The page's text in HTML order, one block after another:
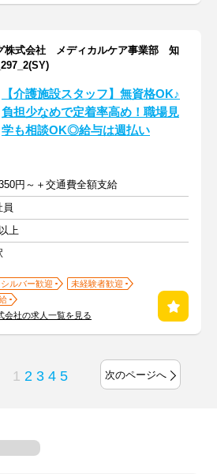
株式会社 メディカルケア事業部 知
【介護施設スタッフ】無資格OK♪
負担少なめで定着率高め！職場見
学も相談OK◎給与は週払い
円～＋交通費全額支給
員
上
シルバー歓迎
未経験者歓迎
会社の求人一覧を見る
1 2 3 4 5 次のページへ